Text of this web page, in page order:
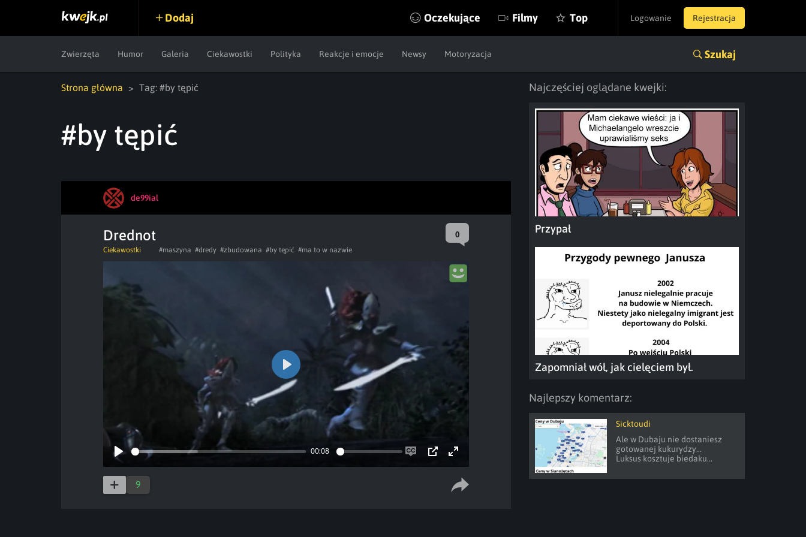
Logowanie Rejestracja
Dodaj Oczekujące Filmy Top
Zwierzęta Humor Galeria Ciekawostki Polityka Reakcje i emocje Newsy Motoryzacja Szukaj
Strona główna Tag: #by tępić
#by tępić
de99ial
Drednot 0
Ciekawostki #maszyna #dredy #zbudowana #by tępić #ma to w nazwie
Play
00:08
fullscreen
Play
9
Najczęściej oglądane kwejki:
Przypał
Zapomniał wół, jak cielęciem był.
Najlepszy komentarz:
Sicktoudi
Ale w Dubaju nie dostaniesz
gotowanej kukurydzy...
Luksus kosztuje biedaku...